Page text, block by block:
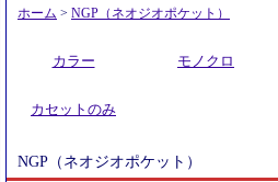
ホーム > NGP（ネオジオポケット）
カラー モノクロ
カセットのみ
NGP（ネオジオポケット）